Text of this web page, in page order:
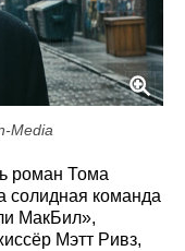
Media
роман Тома
солидная команда
МакБил»,
Мэтт Ривз,